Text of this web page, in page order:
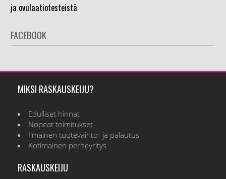
ja ovulaatiotesteistä
FACEBOOK
MIKSI RASKAUSKEIJU?
Edulliset hinnat
Nopeat toimitukset
Ilmainen tuotevaihto- ja palautus
Kotimainen perheyritys
RASKAUSKEIJU